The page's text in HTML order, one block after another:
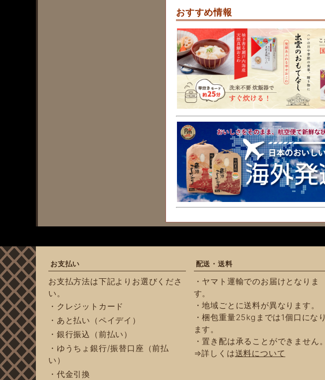
おすすめ情報
お支払い
お支払方法は下記よりお選びくださ
い。
・クレジットカード
・あと払い（ペイデイ）
・銀行振込（前払い）
・ゆうちょ銀行/振替口座（前払
い）
・代金引換
配送・送料
・ヤマト運輸でのお届けとなりま
す。
・地域ごとに送料が異なります。
・梱包重量25kgまでは1個口になり
ます。
・置き配は承ることができません。
⇒詳しくは送料について